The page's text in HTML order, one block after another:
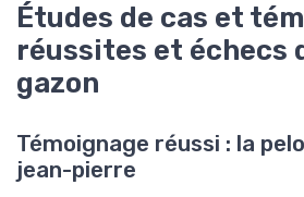
Études de cas et
réussites et échecs
gazon
Témoignage réussi : la
jean-pierre